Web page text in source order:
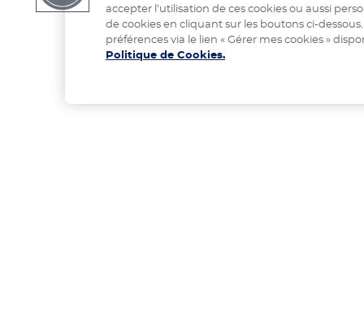
accepter l’utilisation de ces cookies ou aussi
de cookies en cliquant sur les boutons ci-
préférences via le lien « Gérer mes cookies »
Politique de Cookies.